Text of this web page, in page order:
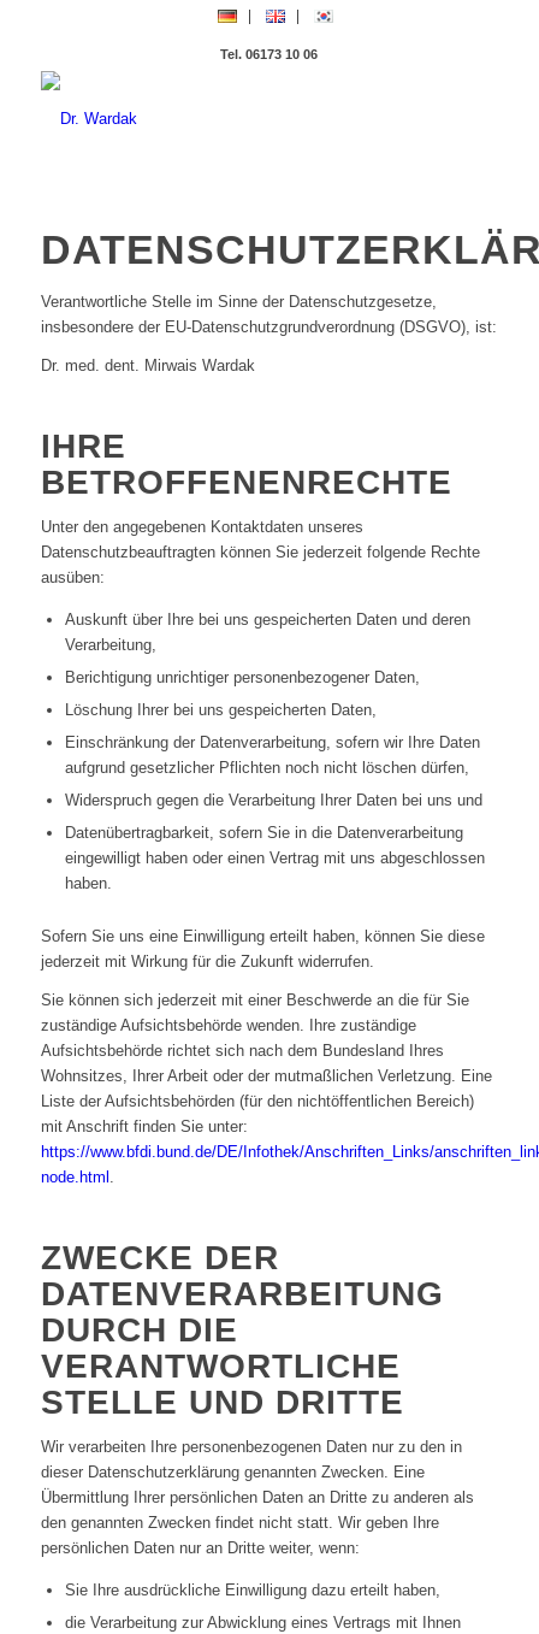
Tel. 06173 10 06
Verantwortliche Stelle im Sinne der Datenschutzgesetze,
insbesondere der EU-Datenschutzgrundverordnung (DSGVO), ist:
Dr. med. dent. Mirwais Wardak
IHRE
BETROFFENENRECHTE
Unter den angegebenen Kontaktdaten unseres
Datenschutzbeauftragten können Sie jederzeit folgende Rechte
ausüben:
Auskunft über Ihre bei uns gespeicherten Daten und deren
Verarbeitung,
Berichtigung unrichtiger personenbezogener Daten,
Löschung Ihrer bei uns gespeicherten Daten,
Einschränkung der Datenverarbeitung, sofern wir Ihre Daten
aufgrund gesetzlicher Pflichten noch nicht löschen dürfen,
Widerspruch gegen die Verarbeitung Ihrer Daten bei uns und
Datenübertragbarkeit, sofern Sie in die Datenverarbeitung
eingewilligt haben oder einen Vertrag mit uns abgeschlossen
haben.
Sofern Sie uns eine Einwilligung erteilt haben, können Sie diese
jederzeit mit Wirkung für die Zukunft widerrufen.
Sie können sich jederzeit mit einer Beschwerde an die für Sie
zuständige Aufsichtsbehörde wenden. Ihre zuständige
Aufsichtsbehörde richtet sich nach dem Bundesland Ihres
Wohnsitzes, Ihrer Arbeit oder der mutmaßlichen Verletzung. Eine
Liste der Aufsichtsbehörden (für den nichtöffentlichen Bereich)
mit Anschrift finden Sie unter:
https://www.bfdi.bund.de/DE/Infothek/Anschriften_Links/
node.html .
ZWECKE DER
DATENVERARBEITUNG
DURCH DIE
VERANTWORTLICHE
STELLE UND DRITTE
Wir verarbeiten Ihre personenbezogenen Daten nur zu den in
dieser Datenschutzerklärung genannten Zwecken. Eine
Übermittlung Ihrer persönlichen Daten an Dritte zu anderen als
den genannten Zwecken findet nicht statt. Wir geben Ihre
persönlichen Daten nur an Dritte weiter, wenn:
Sie Ihre ausdrückliche Einwilligung dazu erteilt haben,
die Verarbeitung zur Abwicklung eines Vertrags mit Ihnen